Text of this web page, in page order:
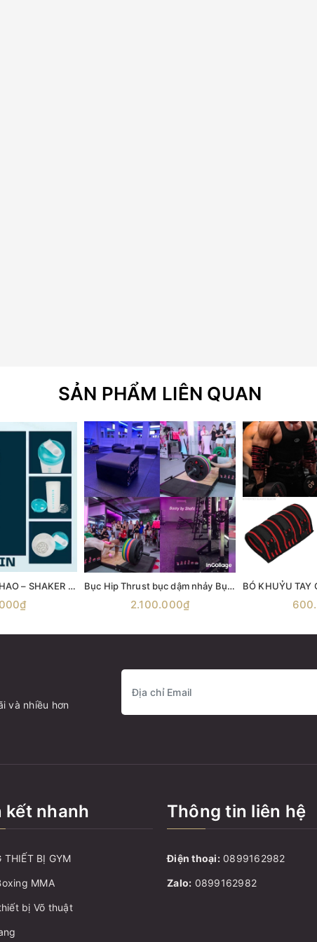
SẢN PHẨM LIÊN QUAN
BÌNH LẮC THỂ THAO – SHAKER MYPROTEIN 600ML Bục Hip Thrust bục dậm nhảy Bục nhảy Aerobic Bục gỗ bật nhảy Ironwod Wooden Plyometric Box
2.100.000₫
và nhiều hơn
kết nhanh
THIẾT BỊ GYM
MMA
bị Võ thuật
Thông tin liên hệ
Điện thoại: 0899162982
Zalo: 0899162982